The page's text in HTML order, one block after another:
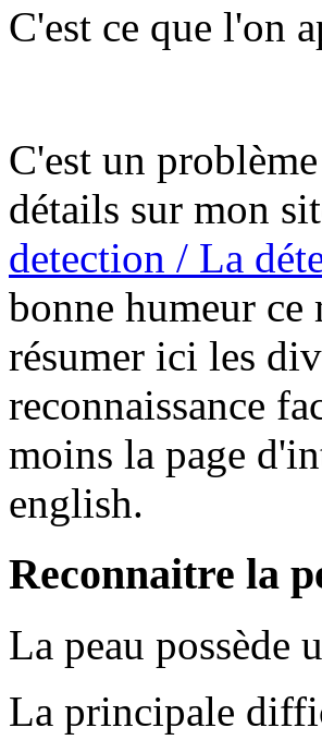
C'est ce que l'on
C'est un
détails sur mon
detection / La
bonne humeur ce
résumer ici les
reconnaissance
moins la page
english.
Reconnaitre la
La peau possède
La principale